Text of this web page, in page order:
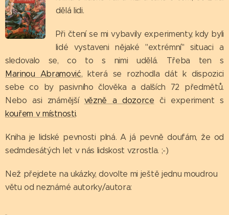
dělá lidi.
Při čtení se mi vybavily experimenty, kdy byli
lidé vystaveni nějaké "extrémní" situaci a
sledovalo se, co to s nimi udělá. Třeba ten s
Marinou Abramović, která se rozhodla dát k dispozici
sebe co by pasivního člověka a dalších 72 předmětů.
Nebo asi známější vězně a dozorce či experiment s
kouřem v místnosti.
Kniha je lidské pevnosti plná. A já pevně doufám, že od
sedmdesátých let v nás lidskost vzrostla. ;-)
Než přejdete na ukázky, dovolte mi ještě jednu moudrou
větu od neznámé autorky/autora: